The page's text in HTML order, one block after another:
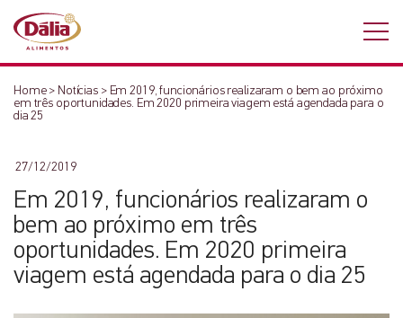
Home> Notícias> Em 2019, funcionários realizaram o bem ao próximo
em três oportunidades. Em 2020 primeira viagem está agendada para o
dia 25
27/12/2019
Em 2019, funcionários realizaram o
bem ao próximo em três
oportunidades. Em 2020 primeira
viagem está agendada para o dia 25